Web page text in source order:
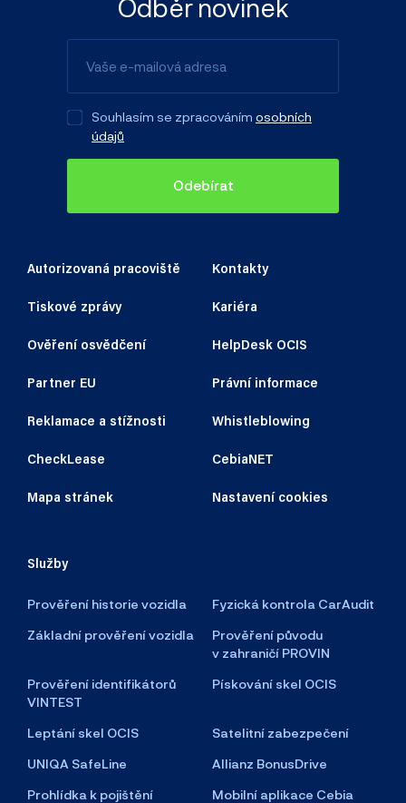
Autorizovaná pracoviště Kontakty
Tiskové zprávy Kariéra
Ověření osvědčení HelpDesk OCIS
Partner EU Právní informace
Reklamace a stížnosti Whistleblowing
CheckLease CebiaNET
Mapa stránek Nastavení cookies
Služby
Prověření historie vozidla
Fyzická kontrola CarAudit
Základní prověření vozidla
Prověření původu
v zahraničí PROVIN
Prověření identifikátorů
VINTEST
Pískování skel OCIS
Leptání skel OCIS
Satelitní zabezpečení
UNIQA SafeLine
Allianz BonusDrive
Prohlídka k pojištění
Mobilní aplikace Cebia
Odběr novinek
Souhlasím se zpracováním osobních
údajů
Odebírat